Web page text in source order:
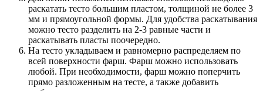
раскатать тесто большим пластом, толщиной не более 3
мм и прямоугольной формы. Для удобства раскатывания
можно тесто разделить на 2-3 равные части и
раскатывать пласты поочередно.
На тесто укладываем и равномерно распределяем по
всей поверхности фарш. Фарш можно использовать
любой. При необходимости, фарш можно поперчить
прямо разложенным на тесте, а также добавить